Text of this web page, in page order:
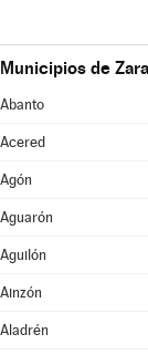
Municipios de
Abanto
Acered
Agón
Aguarón
Aguilón
Ainzón
Aladrén